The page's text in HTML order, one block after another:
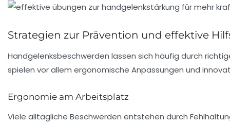
Strategien zur Prävention und effektive
Handgelenksbeschwerden lassen sich häufig durch
spielen vor allem ergonomische Anpassungen und
Ergonomie am Arbeitsplatz
Viele alltägliche Beschwerden entstehen durch